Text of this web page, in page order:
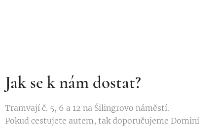
Jak se k nám dostat?
Tramvají č. 5, 6 a 12 na Šilingrovo náměstí.
Pokud cestujete autem, tak doporučujeme Domini